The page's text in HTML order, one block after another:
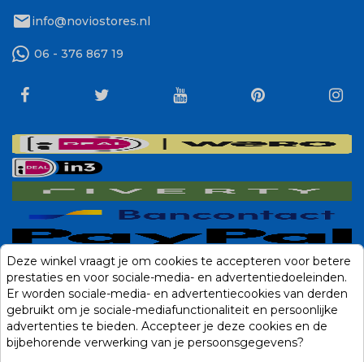
mailinfo@noviostores.nl
06 - 376 867 19
Deze winkel vraagt je om cookies te accepteren voor betere
prestaties en voor sociale-media- en advertentiedoeleinden.
Er worden sociale-media- en advertentiecookies van derden
gebruikt om je sociale-mediafunctionaliteit en persoonlijke
advertenties te bieden. Accepteer je deze cookies en de
bijbehorende verwerking van je persoonsgegevens?